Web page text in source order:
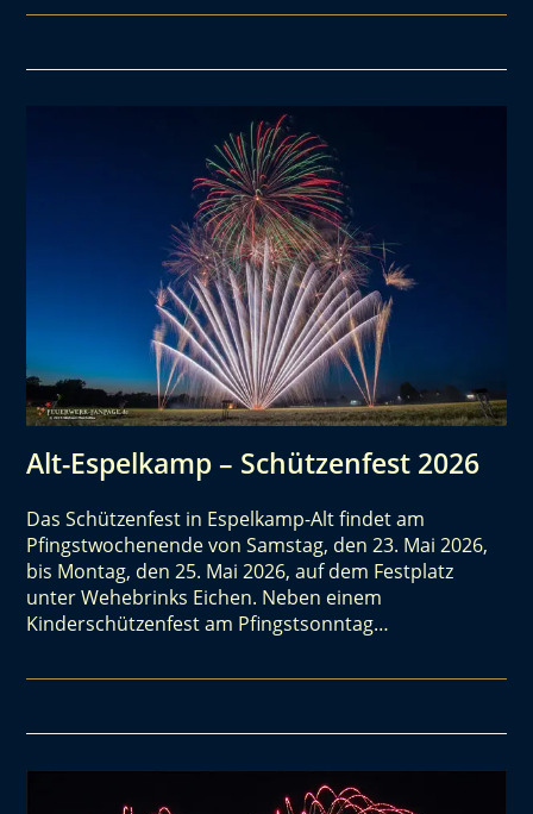
Alt-Espelkamp – Schützenfest 2026
Das Schützenfest in Espelkamp-Alt findet am
Pfingstwochenende von Samstag, den 23. Mai 2026,
bis Montag, den 25. Mai 2026, auf dem Festplatz
unter Wehebrinks Eichen. Neben einem
Kinderschützenfest am Pfingstsonntag…